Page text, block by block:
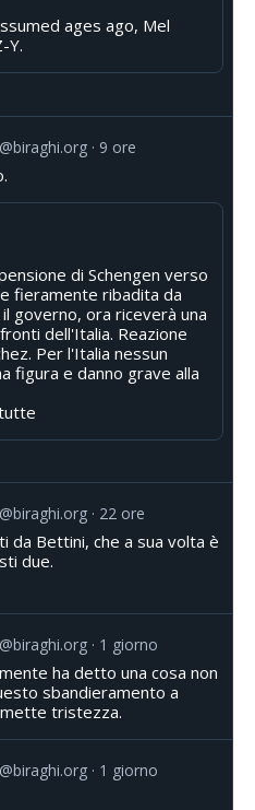
ages ago, Mel
Y.
@biraghi.org 9 ore
di Schengen verso
fieramente ribadita da
governo, ora riceverà una
dell'Italia. Reazione
Per l'Italia nessun
figura e danno grave alla
@biraghi.org 22 ore
da Bettini, che a sua volta è
due.
@biraghi.org 1 giorno
ha detto una cosa non
sbandieramento a
tristezza.
@biraghi.org 1 giorno